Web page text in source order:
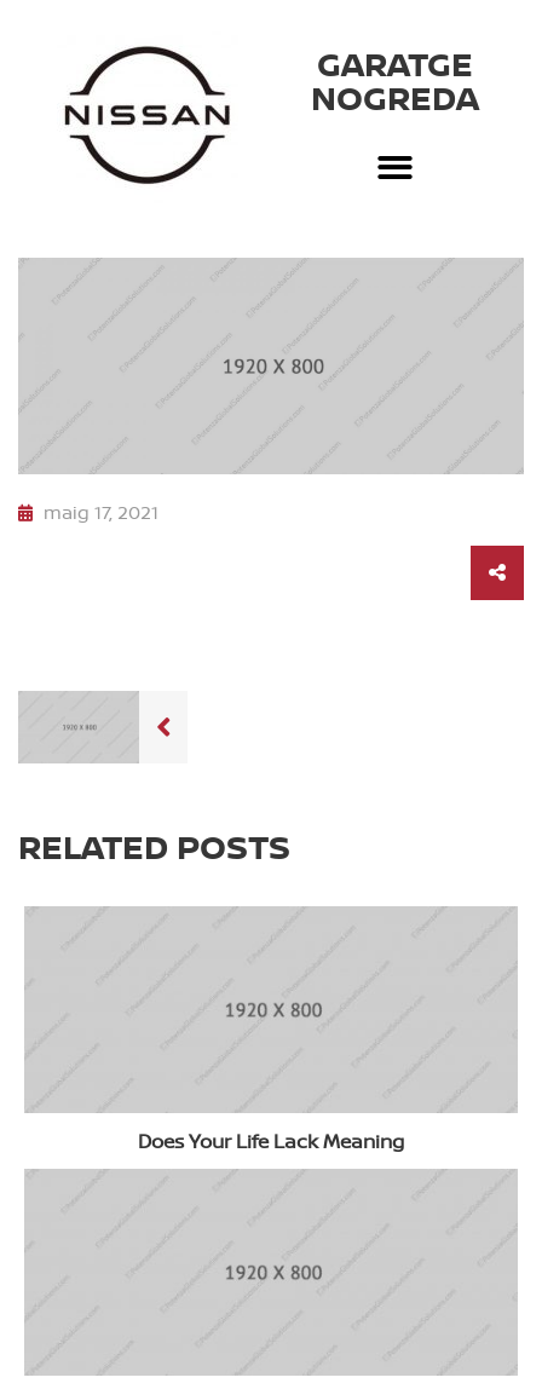
GARATGE
NOGREDA
maig 17, 2021
RELATED POSTS
Does Your Life Lack Meaning